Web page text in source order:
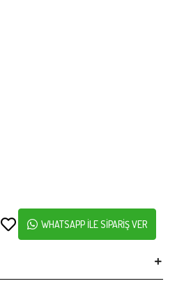
WHATSAPP İLE SİPARİŞ VER